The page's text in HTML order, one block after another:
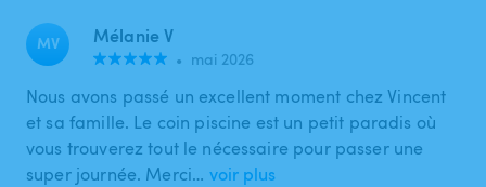
MV Mélanie V
• mai 2026
Nous avons passé un excellent moment chez Vincent
et sa famille. Le coin piscine est un petit paradis où
vous trouverez tout le nécessaire pour passer une
super journée. Merci… voir plus